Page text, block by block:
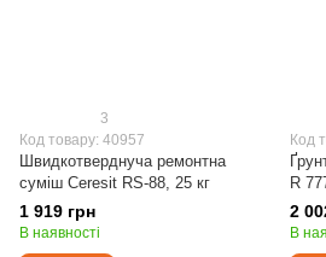
3
Код товару: 40957
Швидкотверднуча ремонтна
суміш Ceresit RS-88, 25 кг
1 919 грн
В наявності
Код
R
2
В